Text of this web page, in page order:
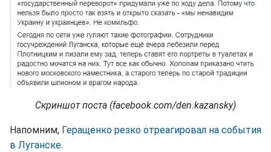
Скриншот поста (facebook.com/den.kazansky)
Напомним, Геращенко резко отреагировал на события
в Луганске.